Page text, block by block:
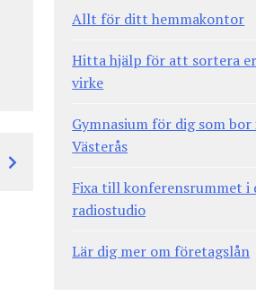
Allt för ditt hemmakontor
Hitta hjälp för att sortera
virke
Gymnasium för dig som bor
Västerås
Fixa till konferensrummet i
radiostudio
Lär dig mer om företagslån